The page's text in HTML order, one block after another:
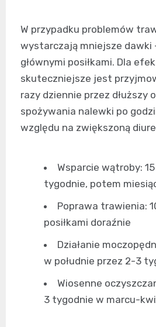
W przypadku problemów
wystarczają mniejsze dawki
głównymi posiłkami. Dla
skuteczniejsze jest
razy dziennie przez dłuższy
spożywania nalewki po
względu na zwiększoną
Wsparcie wątroby:
tygodnie, potem
Poprawa trawienia:
posiłkami doraźnie
Działanie
w południe przez 2-3
Wiosenne
3 tygodnie w marcu-